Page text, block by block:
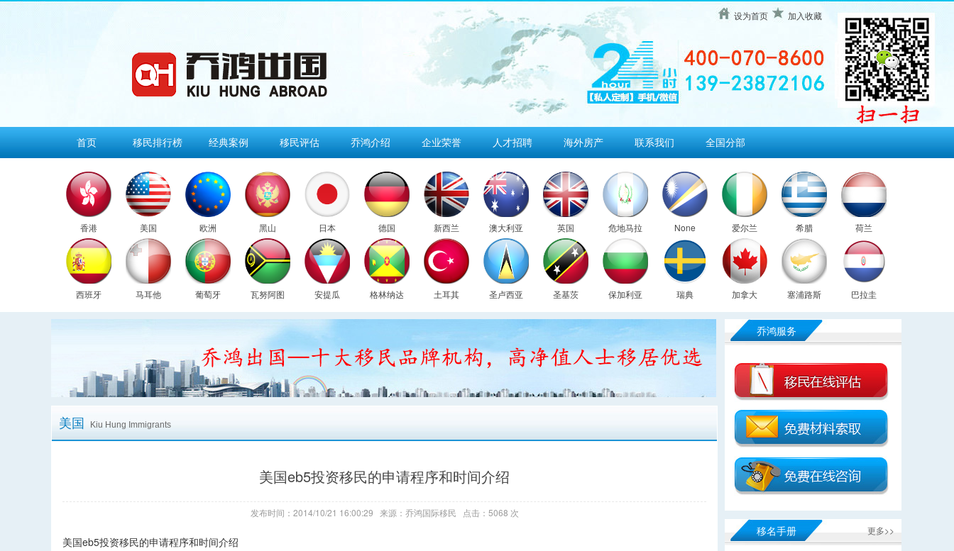
设为首页 加入收藏
首页 移民排行榜 经典案例 移民评估 乔鸿介绍 企业荣誉 人才招聘 海外房产 联系我们 全国分部
香港 美国 欧洲 黑山 日本 德国 新西兰 澳大利亚 英国 危地马拉 None 爱尔兰 希腊 荷兰
西班牙 马耳他 葡萄牙 瓦努阿图 安提瓜 格林纳达 土耳其 圣卢西亚 圣基茨 保加利亚 瑞典 加拿大 塞浦路斯 巴拉圭
美国 Kiu Hung Immigrants
美国eb5投资移民的申请程序和时间介绍
发布时间：2014/10/21 16:00:29 来源：乔鸿国际移民 点击：5068 次
美国eb5投资移民的申请程序和时间介绍
乔鸿服务
更多>>
移名手册